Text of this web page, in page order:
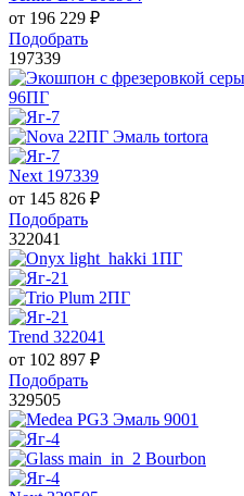
от 196 229 ₽
Подобрать
197339
Next 197339
от 145 826 ₽
Подобрать
322041
Trend 322041
от 102 897 ₽
Подобрать
329505